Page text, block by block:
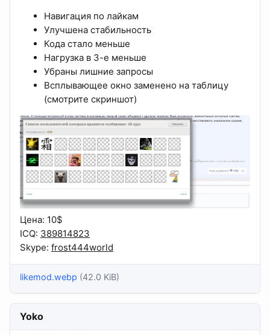
Навигация по лайкам
Улучшена стабильность
Кода стало меньше
Нагрузка в 3-е меньше
Убраны лишние запросы
Всплывающее окно заменено на таблицу
(смотрите скриншот)
Цена: 10$
ICQ: 389814823
Skype: frost444world
likemod.webp (42.0 KiB)
Yoko